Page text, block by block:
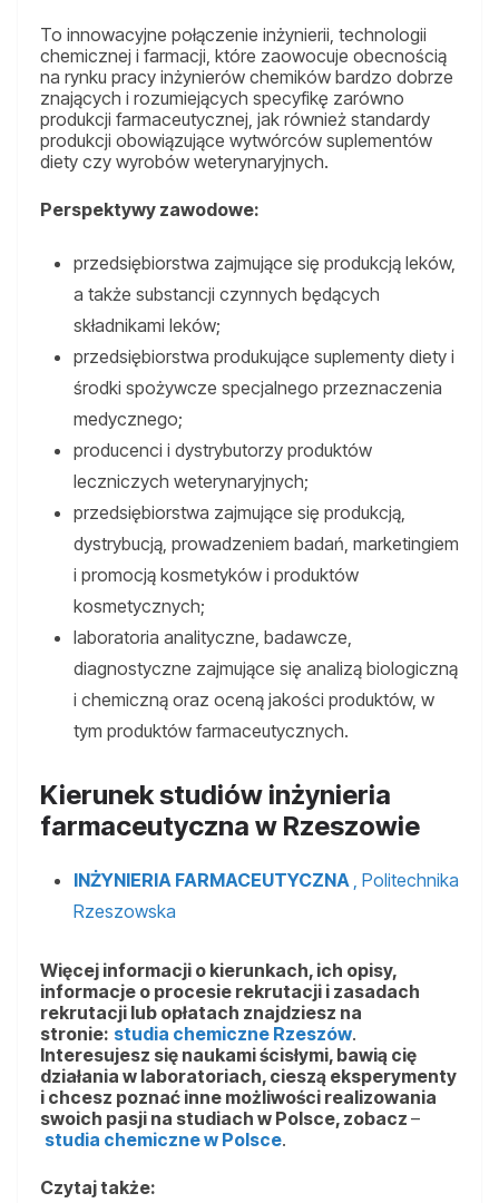
To innowacyjne połączenie inżynierii, technologii
chemicznej i farmacji, które zaowocuje obecnością
na rynku pracy inżynierów chemików bardzo dobrze
znających i rozumiejących specyfikę zarówno
produkcji farmaceutycznej, jak również standardy
produkcji obowiązujące wytwórców suplementów
diety czy wyrobów weterynaryjnych.
Perspektywy zawodowe:
przedsiębiorstwa zajmujące się produkcją leków,
a także substancji czynnych będących
składnikami leków;
przedsiębiorstwa produkujące suplementy diety i
środki spożywcze specjalnego przeznaczenia
medycznego;
producenci i dystrybutorzy produktów
leczniczych weterynaryjnych;
przedsiębiorstwa zajmujące się produkcją,
dystrybucją, prowadzeniem badań, marketingiem
i promocją kosmetyków i produktów
kosmetycznych;
laboratoria analityczne, badawcze,
diagnostyczne zajmujące się analizą biologiczną
i chemiczną oraz oceną jakości produktów, w
tym produktów farmaceutycznych.
Kierunek studiów inżynieria
farmaceutyczna w Rzeszowie
INŻYNIERIA FARMACEUTYCZNA , Politechnika
Rzeszowska
Więcej informacji o kierunkach, ich opisy,
informacje o procesie rekrutacji i zasadach
rekrutacji lub opłatach znajdziesz na
stronie: studia chemiczne Rzeszów.
Interesujesz się naukami ścisłymi, bawią cię
działania w laboratoriach, cieszą eksperymenty
i chcesz poznać inne możliwości realizowania
swoich pasji na studiach w Polsce, zobacz –
studia chemiczne w Polsce.
Czytaj także: